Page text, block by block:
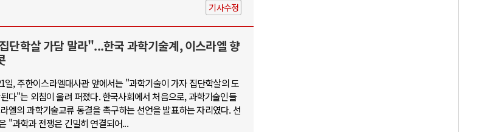
기사수정
단학살 가담 말라"...한국 과학기술계, 이스라엘 향
일, 주한이스라엘대사관 앞에서는 "과학기술이 가자 집단학살의 도
다"는 외침이 울려 퍼졌다. 한국사회에서 처음으로, 과학기술인들
엘의 과학기술교류 동결을 촉구하는 선언을 발표하는 자리였다. 선
"과학과 전쟁은 긴밀히 연결되어...